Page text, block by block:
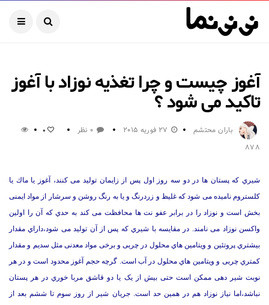
آغوز چیست و چرا تغذیه نوزاد با آغوز
تاکید می شود ؟
باران محتشم 27 فوریه 2015 0 نظر 0
878
شیري که پستان ها در دو سه روز اول پس از زایمان تولید می کنند، آغوز یا ماك یا
کلستروم نامیده می شود که غلیظ و زردرنگ و یا به رنگ روشن و سرشار از مواد ایمنی
بخش است و نوزاد را در برابر عفو نت ها محافظت می کند به حدي که آن را اولین
واکسن نوزاد می نامند. در مقایسه با شیري که پس از آن تولید می شود،داراي مقدار
بیشتري پروتئین و ویتامین هاي محلول در چربی و برخی مواد معدنی مثل سدیم و مقدار
کمتري چربی و ویتامین هاي محلول در آب است. گرچه حجم آغوز محدود است و در هر
نوبت شیر دهی ممکن است حتی بیش از یک یا دو قاشق مربا خوري در هر پستان
نباشد،اما نیاز نوزاد هم در همین حد است. جریان شیر از روز سوم تا ششم بعد از